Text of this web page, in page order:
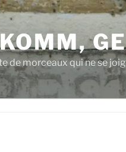
de morceaux qui ne se